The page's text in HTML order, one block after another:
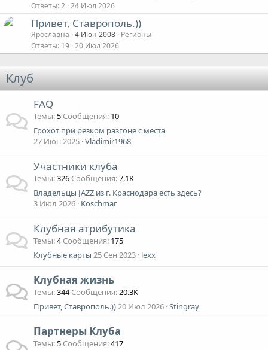
Ответы 2 24 Июл 2026
Привет, Ставрополь.))
Ярославна 4 Июн 2008 Регионы
Ответы 19 20 Июл 2026
Клуб
FAQ
Темы 5 Сообщения 10
Грохот при резком разгоне с места
27 Июн 2025 Vladimir1968
Участники клуба
Темы 326 Сообщения 7.1K
Владельцы JAZZ из г. Краснодара есть здесь?
3 Июл 2026 Koschmar
Клубная атрибутика
Темы 4 Сообщения 175
Клубные карты 25 Сен 2023 lexx
Клубная жизнь
Темы 344 Сообщения 20.3K
Привет, Ставрополь.))20 Июл 2026 Stingray
Партнеры Клуба
Темы 5 Сообщения 417